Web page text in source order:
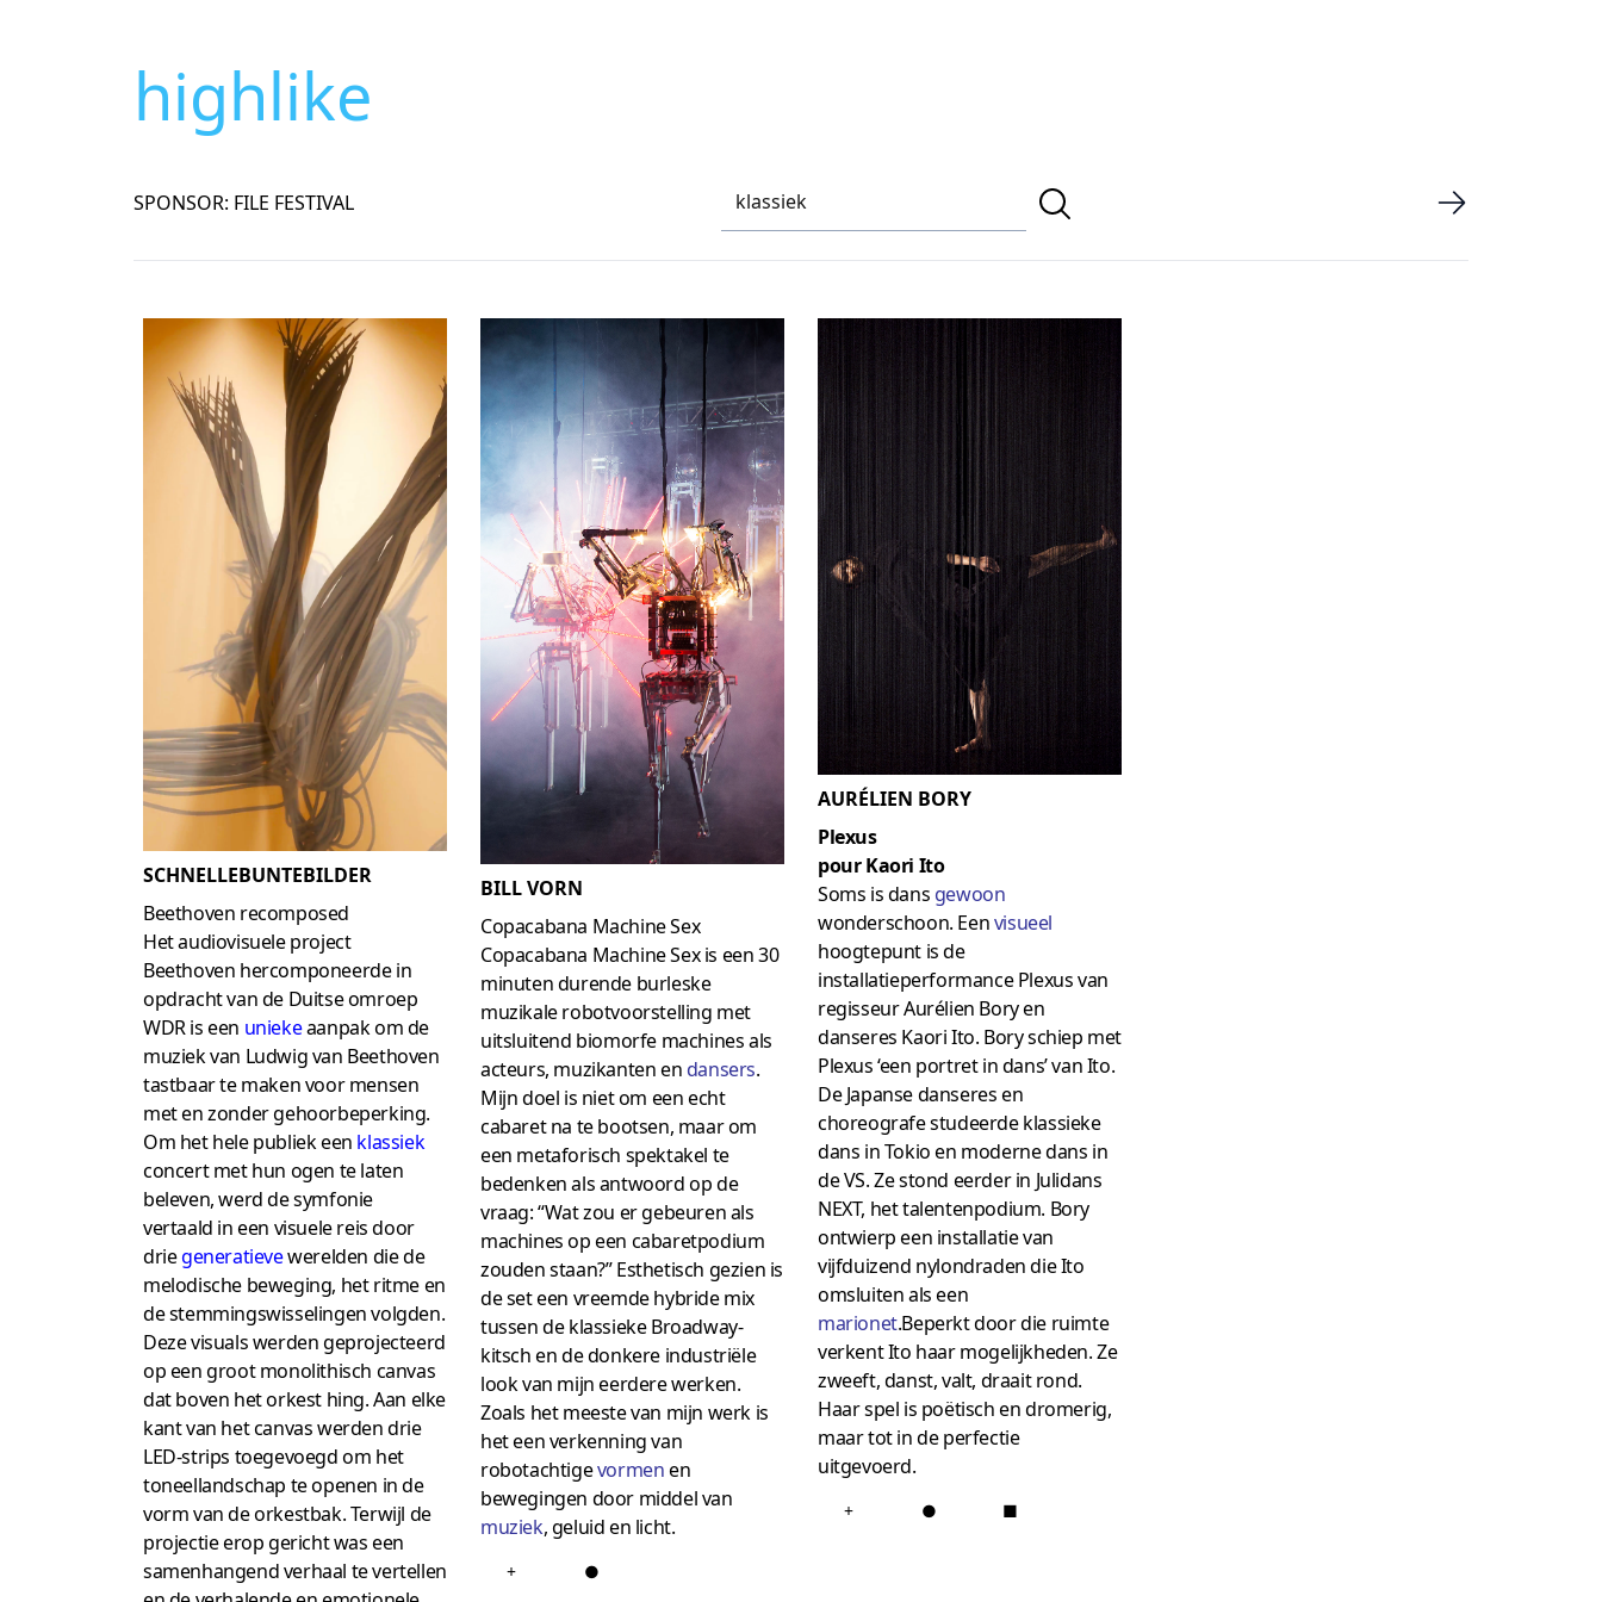
highlike
SPONSOR: FILE FESTIVAL
SCHNELLEBUNTEBILDER
Beethoven recomposed
Het audiovisuele project
Beethoven hercomponeerde in
opdracht van de Duitse omroep
WDR is een uniekeaanpak om de
muziek van Ludwig van Beethoven
tastbaar te maken voor mensen
met en zonder gehoorbeperking.
Om het hele publiek een klassiek
concert met hun ogen te laten
beleven, werd de symfonie
vertaald in een visuele reis door
driegeneratievewerelden die de
melodische beweging, het ritme en
de stemmingswisselingen volgden.
Deze visuals werden geprojecteerd
op een groot monolithisch canvas
dat boven het orkest hing. Aan elke
kant van het canvas werden drie
LED-strips toegevoegd om het
toneellandschap te openen in de
vorm van de orkestbak. Terwijl de
projectie erop gericht was een
samenhangend verhaal te vertellen
BILL VORN
Copacabana Machine Sex
Copacabana Machine Sex is een 30
minuten durende burleske
muzikale robotvoorstelling met
uitsluitend biomorfe machines als
acteurs, muzikanten en dansers.
Mijn doel is niet om een ​​echt
cabaret na te bootsen, maar om
een ​​metaforisch spektakel te
bedenken als antwoord op de
vraag: “Wat zou er gebeuren als
machines op een cabaretpodium
zouden staan?” Esthetisch gezien is
de set een vreemde hybride mix
tussen de klassieke Broadway-
kitsch en de donkere industriële
look van mijn eerdere werken.
Zoals het meeste van mijn werk is
het een verkenning van
robotachtigevormenen
bewegingen door middel van
muziek, geluid en licht.
+ ●
AURÉLIEN BORY
Plexus
pour Kaori Ito
Soms is dans gewoon
wonderschoon. Eenvisueel
hoogtepunt is de
installatieperformance Plexus van
regisseur Aurélien Bory en
danseres Kaori Ito. Bory schiep met
Plexus ‘een portret in dans’ van Ito.
De Japanse danseres en
choreografe studeerde klassieke
dans in Tokio en moderne dans in
de VS. Ze stond eerder in Julidans
NEXT, het talentenpodium. Bory
ontwierp een installatie van
vijfduizend nylondraden die Ito
omsluiten als een
marionet.Beperkt door die ruimte
verkent Ito haar mogelijkheden. Ze
zweeft, danst, valt, draait rond.
Haar spel is poëtisch en dromerig,
maar tot in de perfectie
uitgevoerd.
+ ● ■